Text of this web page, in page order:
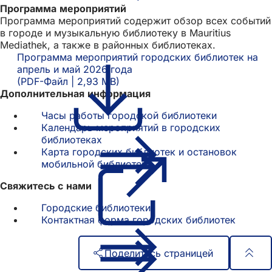
Программа мероприятий
Программа мероприятий содержит обзор всех событий
в городе и музыкальную библиотеку в Mauritius
Mediathek, а также в районных библиотеках.
Программа мероприятий городских библиотек на
апрель и май 2026 года
PDF-Файл
2,93 MB
Дополнительная информация
Часы работы городской библиотеки
Календарь мероприятий в городских
библиотеках
Карта городских библиотек и остановок
мобильной библиотеки(Открывается
в
вкладке)
Свяжитесь с нами
Городские библиотеки
Контактная форма городских библиотек
Поделитесь страницей